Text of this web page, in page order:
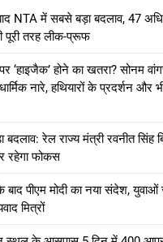
NTA में सबसे बड़ा बदलाव, 47
पूरी तरह लीक-प्रूफ
‘हाइजैक’ होने का खतरा? सोनम
नारे, हथियारों के प्रदर्शन और
बदलाव: रेल राज्य मंत्री रवनीत सिंह
रहेगा फोकस
के बाद पीएम मोदी का नया संदेश,
मित्रों